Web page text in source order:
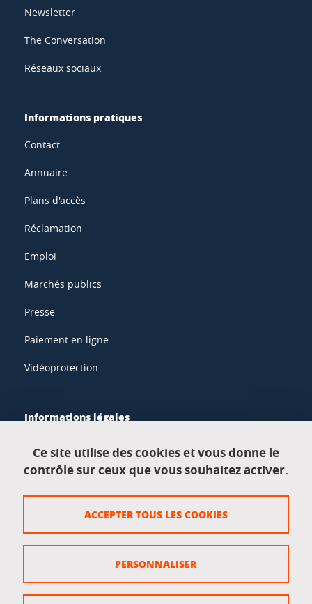
Newsletter
The Conversation
Réseaux sociaux
Informations pratiques
Contact
Annuaire
Plans d'accès
Réclamation
Emploi
Marchés publics
Presse
Paiement en ligne
Vidéoprotection
Informations légales
Données personnelles
Crédits
Gestion des cookies
Ce site utilise des cookies et vous donne le
contrôle sur ceux que vous souhaitez activer.
ACCEPTER TOUS LES COOKIES
PERSONNALISER